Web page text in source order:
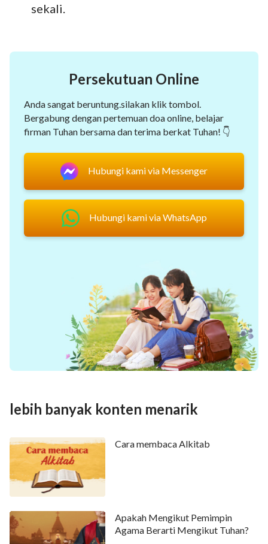
sekali.
Persekutuan Online
Anda sangat beruntung.silakan klik tombol.
Bergabung dengan pertemuan doa online, belajar
firman Tuhan bersama dan terima berkat Tuhan! 👇
Hubungi kami via Messenger
Hubungi kami via WhatsApp
lebih banyak konten menarik
Cara membaca Alkitab
Apakah Mengikut Pemimpin
Agama Berarti Mengikut Tuhan?